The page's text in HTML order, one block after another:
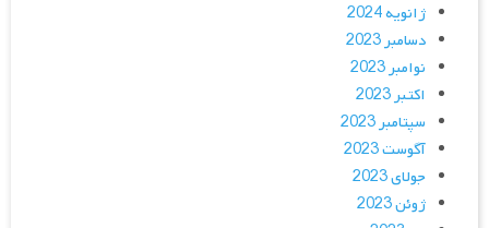
ژانویه 2024
دسامبر 2023
نوامبر 2023
اکتبر 2023
سپتامبر 2023
آگوست 2023
جولای 2023
ژوئن 2023